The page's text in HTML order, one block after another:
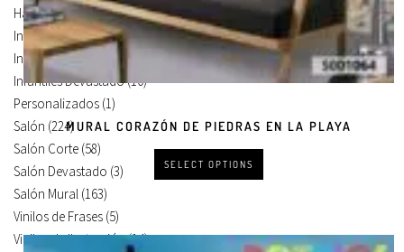
MURAL CORAZÓN DE PIEDRAS EN LA PLAYA
SELECT OPTIONS
Habitación Devastado(1)
Infantiles(75)
Infantiles Corte
Infantiles Devastado(10)
Personalizados (1)
Salón (224)
Salón Corte (58)
Salón Devastado (3)
Salón Mural (163)
Vinilos de Frases (5)
Vinilos de Ilustración(14)